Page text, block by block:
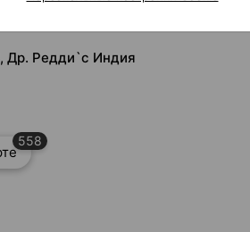
Др. Редди`с Индия
558